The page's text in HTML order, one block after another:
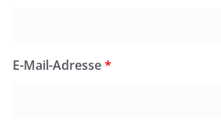
E-Mail-Adresse*